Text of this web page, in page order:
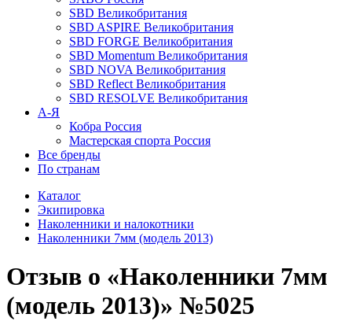
SBD Великобритания
SBD ASPIRE Великобритания
SBD FORGE Великобритания
SBD Momentum Великобритания
SBD NOVA Великобритания
SBD Reflect Великобритания
SBD RESOLVE Великобритания
А-Я
Кобра Россия
Мастерская спорта Россия
Все бренды
По странам
Каталог
Экипировка
Наколенники и налокотники
Наколенники 7мм (модель 2013)
Отзыв о «Наколенники 7мм
(модель 2013)» №5025